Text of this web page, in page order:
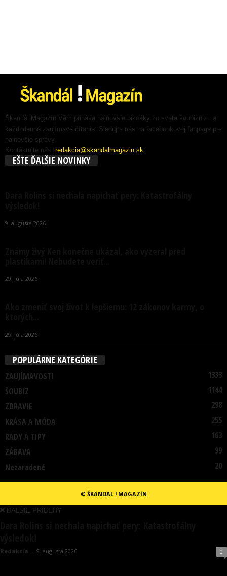
Škandál Magazín Vám prináša najnovšie pikošky zo sveta šoubiznizu a
každodenné zaujímavé čítanie. Sledujte nás na facebookovej fanpage pre
najnovšie správy.
Kontaktujte nás: redakcia@skandalmagazin.sk
EŠTE ĎALŠIE NOVINKY
9. augusta 2026
29. júla 2026
29. júla 2026
POPULÁRNE KATEGÓRIE
ZAUJÍMAVOSTI
1333
ŠOUBIZ
1144
ZDRAVIE
298
KRÁSA A MÓDA
255
RADY A TIPY
163
ZÁBAVA
99
Nezaradené
20
© ŠKANDÁL ! MAGAZÍN
ĎALŠIE PRÍBEHY
Redakcia - 9. augusta 2026 0